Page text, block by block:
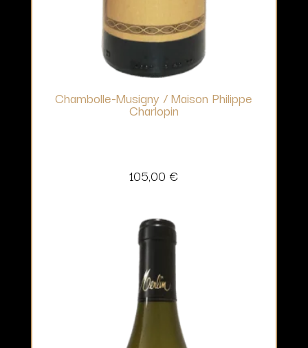
Chambolle-Musigny / Maison Philippe
Charlopin
105,00 €